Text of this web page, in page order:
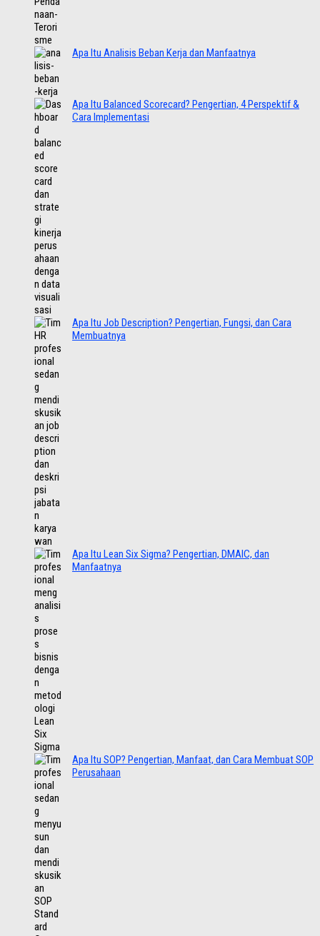
Apa Itu Analisis Beban Kerja dan Manfaatnya
Apa Itu Balanced Scorecard? Pengertian, 4 Perspektif &
Cara Implementasi
Apa Itu Job Description? Pengertian, Fungsi, dan Cara
Membuatnya
Apa Itu Lean Six Sigma? Pengertian, DMAIC, dan
Manfaatnya
Apa Itu SOP? Pengertian, Manfaat, dan Cara Membuat SOP
Perusahaan